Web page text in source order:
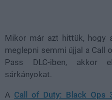
Mikor már azt hittük, hogy
meglepni semmi újjal a Call
Pass DLC-iben, akkor
sárkányokat.
A Call of Duty: Black Ops